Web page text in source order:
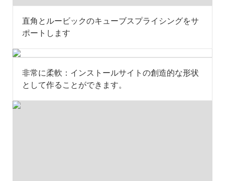
直角とルービックのキューブスプライシングをサ
ポートします
非常に柔軟：インストールサイトの創造的な形状
として作ることができます。